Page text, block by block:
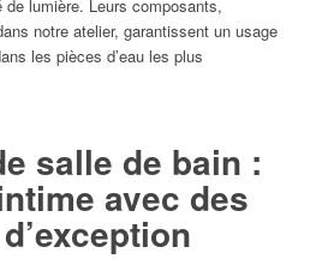
lumière. Leurs composants,
notre atelier, garantissent un usage
les pièces d’eau les plus
salle de bain :
avec des